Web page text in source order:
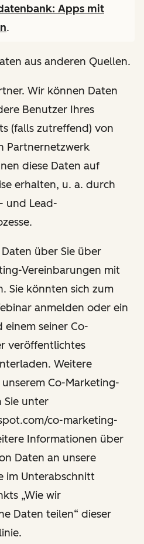
Apps mit
.
aus anderen Quellen.
Wir können Daten
Benutzer Ihres
(falls zutreffend) von
Partnernetzwerk
diese Daten auf
erhalten, u. a. durch
und Lead-
über Sie über
Vereinbarungen mit
Sie könnten sich zum
anmelden oder ein
seiner Co-
veröffentlichtes
Weitere
Co-Marketing-
Sie unter
co-marketing-
Informationen über
Daten an unsere
im Unterabschnitt
„Wie wir
Daten teilen“ dieser